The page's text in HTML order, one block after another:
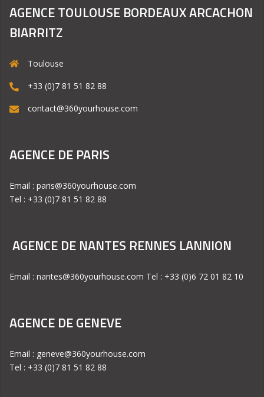
AGENCE TOULOUSE BORDEAUX ARCACHON
BIARRITZ
Toulouse
+33 (0)7 81 51 82 88
contact@360yourhouse.com
AGENCE DE PARIS
Email : paris@360yourhouse.com
Tel : +33 (0)7 81 51 82 88
AGENCE DE NANTES RENNES LANNION
Email : nantes@360yourhouse.com Tel : +33 (0)6 72 01 82 10
AGENCE DE GENEVE
Email : geneve@360yourhouse.com
Tel : +33 (0)7 81 51 82 88